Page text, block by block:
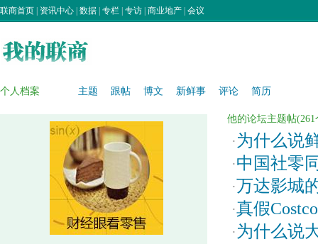
联商首页 资讯中心 数据 专栏 专访 商业地产 会议
个人档案 主题 跟帖 博文 新鲜事 评论 简历
他的论坛主题帖(261
·为什么说
·中国社零
·万达影城
·真假
·为什么说